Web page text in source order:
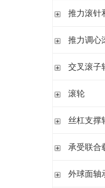
滚针/ 推力
滚针/ 推力圆
内圈 无润
推力圆柱滚
推力滚针
推力滚针
与向心滚
推力调心
推力调心
交叉滚子
交叉滚子
滚轮
支承型滚
球轴承滚
丝杠支撑
推力角接
密封组件
承受联合
推力/向
外球面轴